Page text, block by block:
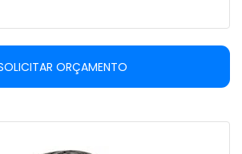
ORÇAMENTO